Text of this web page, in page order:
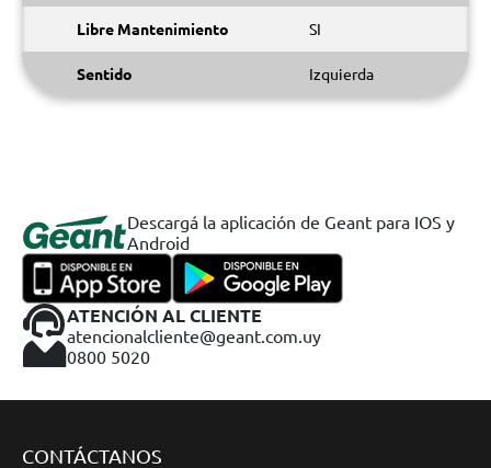
Libre Mantenimiento SI
Sentido Izquierda
Descargá la aplicación de Geant para IOS y
Android
ATENCIÓN AL CLIENTE
atencionalcliente@geant.com.uy
0800 5020
CONTÁCTANOS